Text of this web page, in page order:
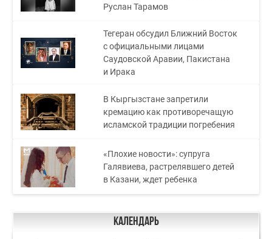
Руслан Тарамов
Тегеран обсудил Ближний Восток
с официальными лицами
Саудовской Аравии, Пакистана
и Ирака
В Кыргызстане запретили
кремацию как противоречащую
исламской традиции погребения
«Плохие новости»: супруга
Галявиева, растрелявшего детей
в Казани, ждет ребенка
Календарь